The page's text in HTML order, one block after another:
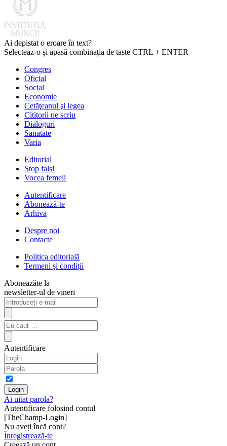
Ai depistat o eroare în text?
Selecteaz-o și apasă combinația de taste CTRL + ENTER
Congres
Oficial
Social
Economie
Cetăţeanul şi legea
Cititorii ne scriu
Dialoguri
Sanatate
Varia
Editorial
Stop fals!
Vocea femeii
Autentificare
Abonează-te
Arhiva
Despre noi
Contacte
Politica editorială
Termeni și condiții
Aboneazăte la
newsletter-ul de vineri
Autentificare
Ai uitat parola?
Autentificare folosind contul
[TheChamp-Login]
Nu aveți încă cont?
Înregistrează-te